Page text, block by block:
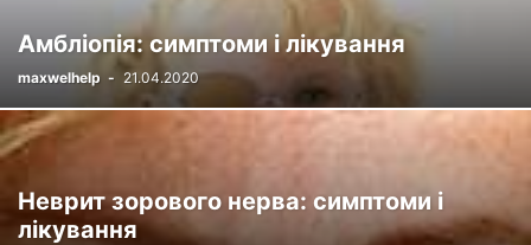
Амбліопія: симптоми і лікування
maxwelhelp - 21.04.2020
Неврит зорового нерва: симптоми і
лікування